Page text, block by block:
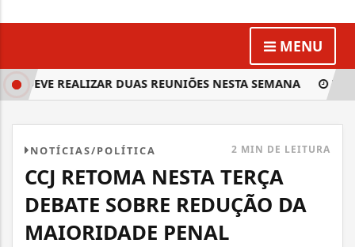
MENU
DEVE REALIZAR DUAS REUNIÕES NESTA SEMANA
NOTÍCIAS/POLÍTICA 2 MIN DE LEITURA
CCJ RETOMA NESTA TERÇA
DEBATE SOBRE REDUÇÃO DA
MAIORIDADE PENAL